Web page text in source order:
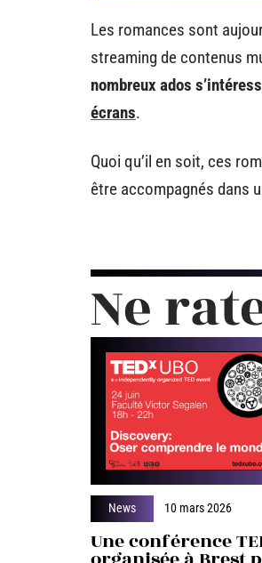
Les romances sont
streaming de contenus
nombreux ados
écrans.
Quoi qu’il en soit, ces
être accompagnés dans
Ne
News 10 mars 2026
Une conférence